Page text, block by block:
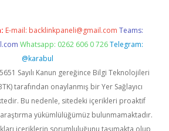
E-mail: backlinkpaneli@gmail.com Teams:
Whatsapp: 0262 606 0 726 Telegram:
@karabul
Sayılı Kanun gereğince Bilgi Teknolojileri
tarafından onaylanmış bir Yer Sağlayıcı
Bu nedenle, sitedeki içerikleri proaktif
yükümlülüğümüz bulunmamaktadır.
içeriklerin sorumluluğunu taşımakta olup,